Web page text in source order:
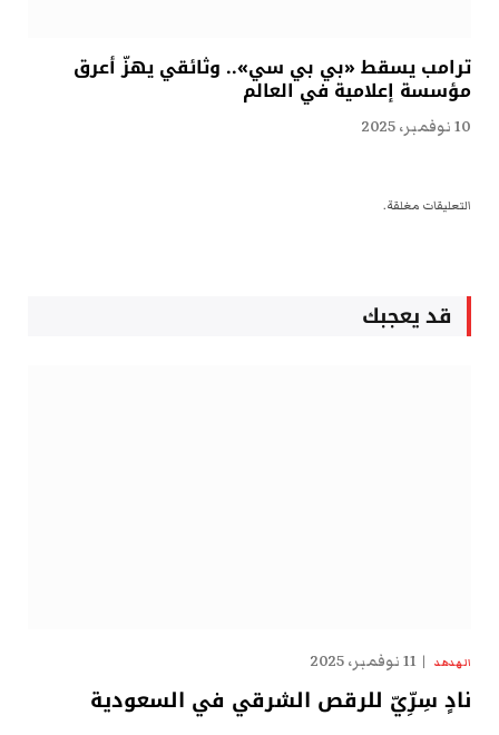
ترامب يسقط «بي بي سي».. وثائقي يهزّ أعرق
مؤسسة إعلامية في العالم
10 نوفمبر، 2025
التعليقات مغلقة.
قد يعجبك
الهدهد 11 نوفمبر، 2025
نادٍ سِرِّيّ للرقص الشرقي في السعودية